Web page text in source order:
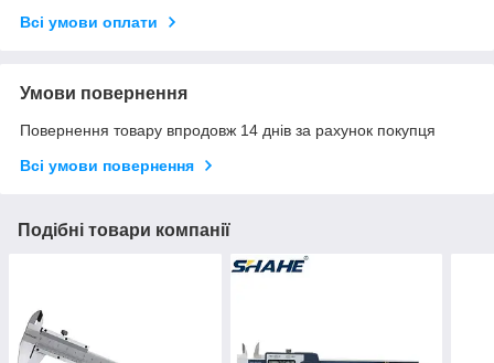
Всі умови оплати
Умови повернення
Повернення товару впродовж 14 днів за рахунок покупця
Всі умови повернення
Подібні товари компанії